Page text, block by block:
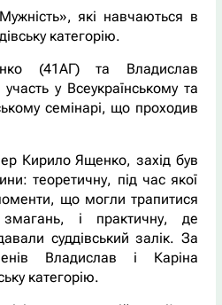
які навчаються в
категорію.
(41АГ) та Владислав
у Всеукраїнському та
семінарі, що проходив
Кирило Ященко, захід був
теоретичну, під час якої
що могли трапитися
змагань, і практичну, де
суддівський залік. За
Владислав і Каріна
категорію.